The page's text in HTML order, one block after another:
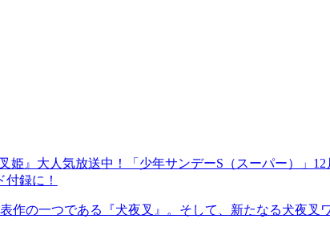
姫』大人気放送中！「少年サンデーS（スーパー）」
録に！
作の一つである『犬夜叉』。そして、新たなる犬夜